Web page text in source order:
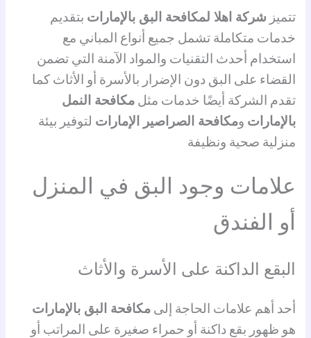
تتميز شركة اهلا لمكافحة البق بالإمارات بتقديم
خدمات متكاملة تشمل جميع أنواع المباني مع
استخدام أحدث التقنيات والمواد الآمنة التي تضمن
القضاء على البق دون الإضرار بالأسرة أو الأثاث كما
تقدم الشركة أيضًا خدمات مثلمكافحة النمل
بالإمارات ومكافحة الصراصير الإمارات لتوفير بيئة
منزلية صحية ونظيفة
علامات وجود البق في المنزل
أو الفندق
البقع الداكنة على الأسرة والأثاث
أحد أهم علامات الحاجة إلىمكافحة البق بالإمارات
هو ظهور بقع داكنة أو حمراء صغيرة على المراتب أو